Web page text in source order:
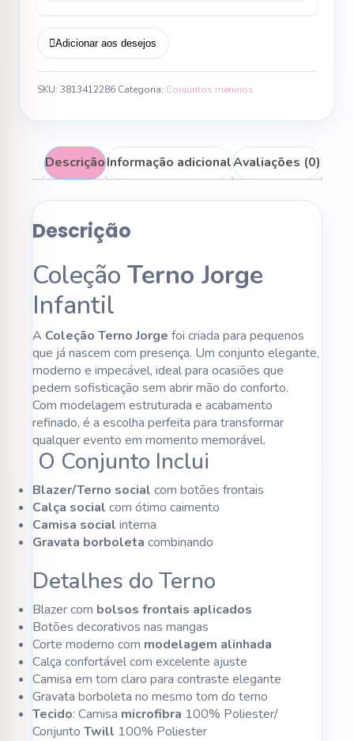
Adicionar aos desejos
SKU: 3813412286 Categoria: Conjuntos meninos
DescriçãoInformação adicionalAvaliações (0)
Descrição
Coleção Terno Jorge
Infantil
A Coleção Terno Jorge foi criada para pequenos
que já nascem com presença. Um conjunto elegante,
moderno e impecável, ideal para ocasiões que
pedem sofisticação sem abrir mão do conforto.
Com modelagem estruturada e acabamento
refinado, é a escolha perfeita para transformar
qualquer evento em momento memorável.
O Conjunto Inclui
Blazer/Terno social com botões frontais
Calça social com ótimo caimento
Camisa social interna
Gravata borboleta combinando
Detalhes do Terno
Blazer com bolsos frontais aplicados
Botões decorativos nas mangas
Corte moderno com modelagem alinhada
Calça confortável com excelente ajuste
Camisa em tom claro para contraste elegante
Gravata borboleta no mesmo tom do terno
Tecido: Camisa microfibra 100% Poliester/
Conjunto Twill 100% Poliester